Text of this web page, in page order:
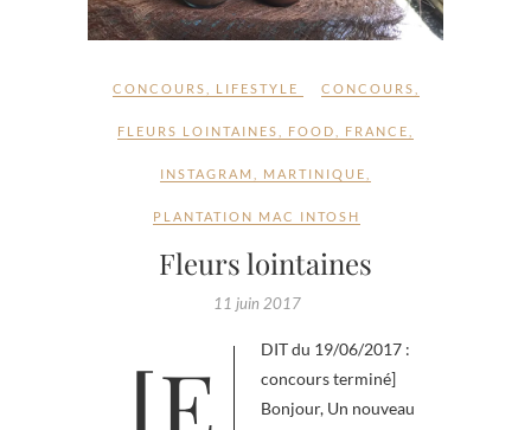
CONCOURS LIFESTYLE CONCOURS
FLEURS LOINTAINES FOOD FRANCE
INSTAGRAM MARTINIQUE
PLANTATION MAC INTOSH
Fleurs lointaines
11 juin 2017
[EDIT du 19/06/2017 :
concours terminé]
Bonjour, Un nouveau